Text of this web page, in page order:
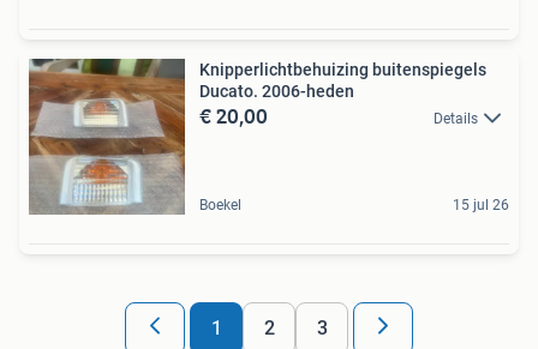
Knipperlichtbehuizing buitenspiegels
Ducato. 2006-heden
€ 20,00 Details
Boekel 15 jul 26
1 2 3